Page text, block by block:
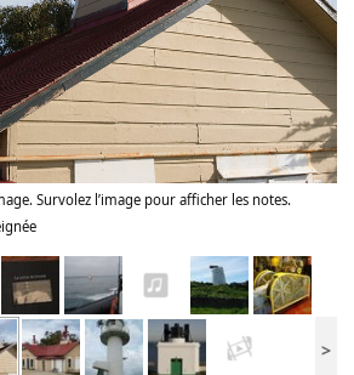
Survolez l’image pour afficher les notes.
>